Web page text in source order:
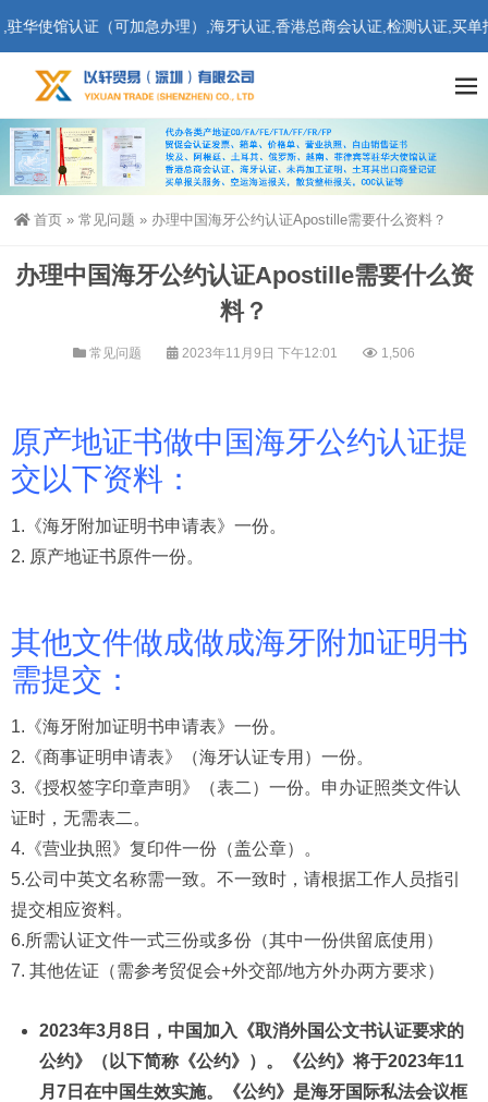
馆认证（可加急办理）,海牙认证,香港总商会认证,检测认证,买单报
首页 » 常见问题 » 办理中国海牙公约认证Apostille需要什么资料？
办理中国海牙公约认证Apostille需要什么资
料？
常见问题 2023年11月9日 下午12:01 1,506
原产地证书做中国海牙公约认证提
交以下资料：
1.《海牙附加证明书申请表》一份。
2. 原产地证书原件一份。
其他文件做成做成海牙附加证明书
需提交：
1.《海牙附加证明书申请表》一份。
2.《商事证明申请表》（海牙认证专用）一份。
3.《授权签字印章声明》（表二）一份。申办证照类文件认
证时，无需表二。
4.《营业执照》复印件一份（盖公章）。
5.公司中英文名称需一致。不一致时，请根据工作人员指引
提交相应资料。
6.所需认证文件一式三份或多份（其中一份供留底使用）
7. 其他佐证（需参考贸促会+外交部/地方外办两方要求）
2023年3月8日，中国加入《取消外国公文书认证要求的
公约》（以下简称《公约》）。《公约》将于2023年11
月7日在中国生效实施。
《公约》是海牙国际私法会议框